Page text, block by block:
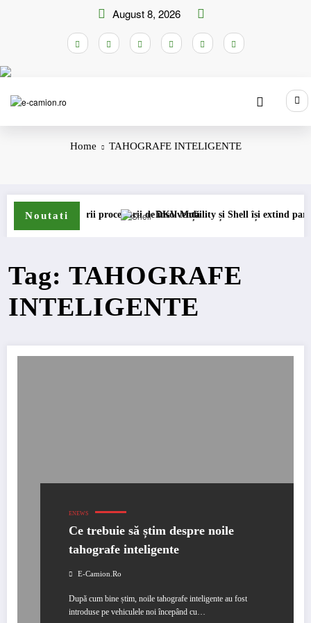
August 8, 2026
Home TAHOGRAFE INTELIGENTE
Noutati
deschiderii procedurii de insolvențăDKV Mobility și Shell își extind
Tag: TAHOGRAFE
INTELIGENTE
ENEWS
Ce trebuie să știm despre noile
tahografe inteligente
E-Camion.ro
După cum bine știm, noile tahografe inteligente au fost
introduse pe vehiculele noi începând cu…